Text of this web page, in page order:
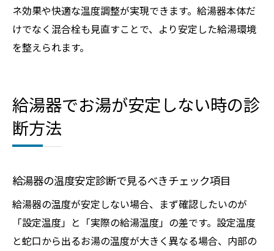
ネ効果や快適な温度調整が実現できます。給湯器本体だ
けでなく混合栓も見直すことで、より安定した給湯環境
を整えられます。
給湯器でお湯が安定しない時の診
断方法
給湯器の温度安定診断で見るべきチェック項目
給湯器の温度が安定しない場合、まず確認したいのが
「設定温度」と「実際の給湯温度」の差です。設定温度
と蛇口から出るお湯の温度が大きく異なる場合、内部の